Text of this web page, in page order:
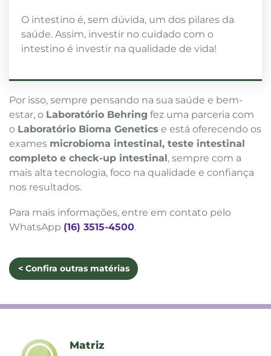
O intestino é, sem dúvida, um dos pilares da
saúde. Assim, investir no cuidado com o
intestino é investir na qualidade de vida!
Por isso, sempre pensando na sua saúde e bem-
estar, o Laboratório Behring fez uma parceria com
o Laboratório Bioma Genetics e está oferecendo os
exames microbioma intestinal, teste intestinal
completo e check-up intestinal, sempre com a
mais alta tecnologia, foco na qualidade e confiança
nos resultados.
Para mais informações, entre em contato pelo
WhatsApp (16) 3515-4500.
< Confira outras matérias
Matriz